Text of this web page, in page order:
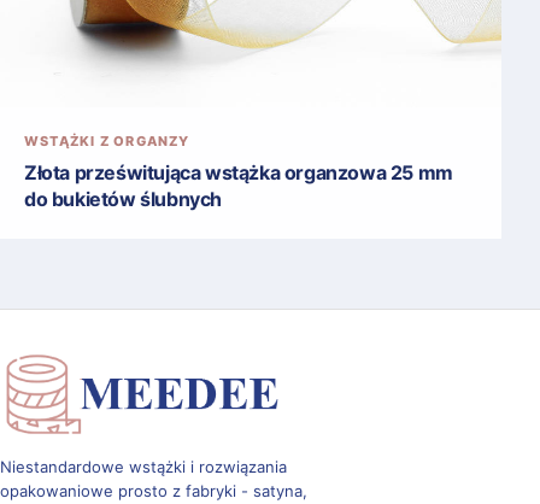
WSTĄŻKI Z ORGANZY
Złota prześwitująca wstążka organzowa 25 mm
do bukietów ślubnych
Niestandardowe wstążki i rozwiązania
opakowaniowe prosto z fabryki - satyna,